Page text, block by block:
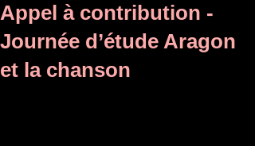
Appel à contribution -
Journée d’étude Aragon
et la chanson